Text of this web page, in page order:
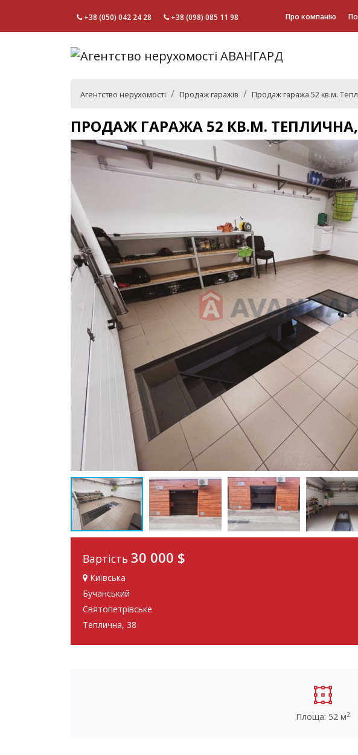
+38 (050) 042 24 28 +38 (098) 085 11 98 Про компанію
Агентство нерухомості Продаж гаражів Продаж гаража 52 кв.м.
ПРОДАЖ ГАРАЖА 52 КВ.М. ТЕПЛИЧНА,
Вартість 30 000 $
Київська
Бучанський
Святопетрівське
Теплична, 38
Площа: 52 м2